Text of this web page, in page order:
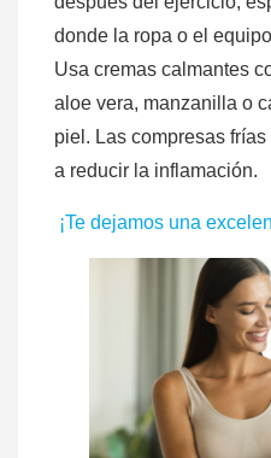
donde la ropa o el
Usa cremas calmantes
aloe vera, manzanilla o
piel. Las compresas
a reducir la inflamación.
¡Te dejamos una